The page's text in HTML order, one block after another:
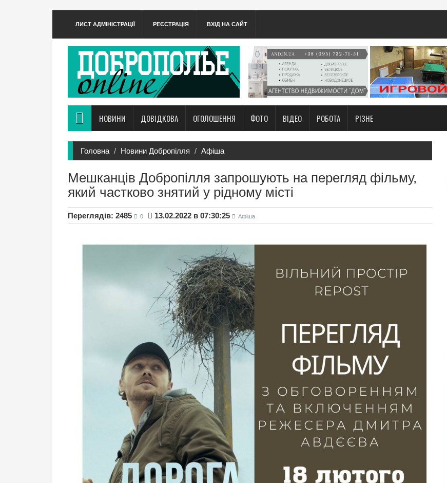
ЛИСТ АДМІНІСТРАЦІЇ РЕЄСТРАЦІЯ ВХІД НА САЙТ
НОВИНИ ДОВІДКОВА ОГОЛОШЕННЯ ФОТО ВІДЕО РОБОТА РІЗНЕ
Головна Новини Добропілля Афіша
Мешканців Добропілля запрошують на перегляд фільму,
який частково знятий у рідному місті
Переглядів: 2485 0 13.02.2022 в 07:30:25 Афіша